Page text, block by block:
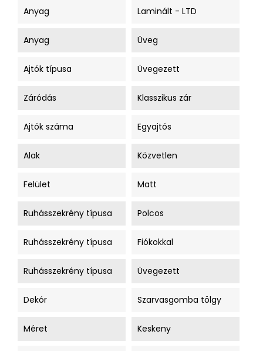
Anyag Laminált - LTD
Anyag Üveg
Ajtók típusa Üvegezett
Záródás Klasszikus zár
Ajtók száma Egyajtós
Alak Közvetlen
Felület Matt
Ruhásszekrény típusa Polcos
Ruhásszekrény típusa Fiókokkal
Ruhásszekrény típusa Üvegezett
Dekór Szarvasgomba tölgy
Méret Keskeny